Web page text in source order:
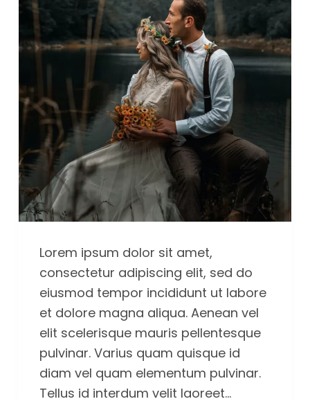
Lorem ipsum dolor sit amet,
consectetur adipiscing elit, sed do
eiusmod tempor incididunt ut labore
et dolore magna aliqua. Aenean vel
elit scelerisque mauris pellentesque
pulvinar. Varius quam quisque id
diam vel quam elementum pulvinar.
Tellus id interdum velit laoreet…